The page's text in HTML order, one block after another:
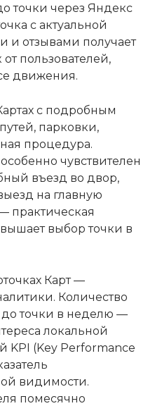
точки через Яндекс
с актуальной
и отзывами получает
пользователей,
движения.
с подробным
парковки,
процедура.
чувствителен
въезд во двор,
на главную
практическая
выбор точки в
Карт —
Количество
точки в неделю —
локальной
KPI (Key Performance
видимости.
помесячно